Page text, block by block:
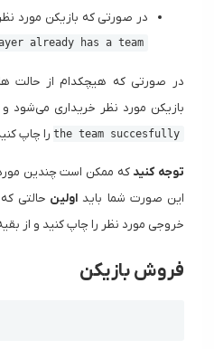
در صورتی که بازیکن مورد
already has a team
در صورتی که هیچکدام از حالت
بازیکن مورد نظر خریداری می‌شود و
the team succesfullyرا چاپ
توجه کنید که ممکن است چندین مورد
این صورت شما باید اولین حالتی
خروجی مورد نظر را چاپ کنید و از
فروش بازیکن